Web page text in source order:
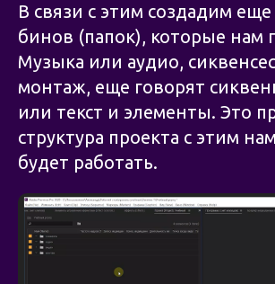
В связи с этим создадим еще
бинов (папок), которые нам
Музыка или аудио,
монтаж, еще говорят
или текст и элементы. Это
структура проекта с этим
будет работать.